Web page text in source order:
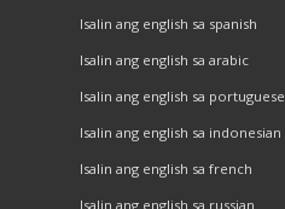
Isalin ang english sa spanish
Isalin ang english sa arabic
Isalin ang english sa portuguese
Isalin ang english sa indonesian
Isalin ang english sa french
Isalin ang english sa russian